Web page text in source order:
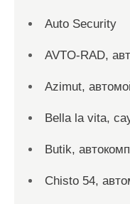
Auto Security
AVTO-RAD,
Azimut,
Bella la vita,
Butik,
Chisto 54,